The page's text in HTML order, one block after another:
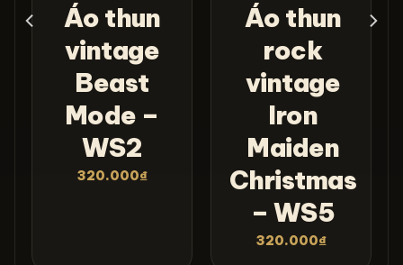
Áo thun
vintage
Beast
Mode –
WS2
320.000₫
Áo thun
rock
vintage
Iron
Maiden
Christmas
– WS5
320.000₫